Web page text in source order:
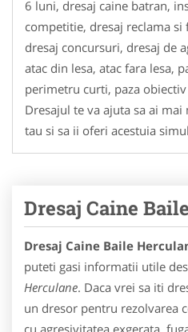
6 luni, dresaj caine batran,
competitie, dresaj reclama
dresaj concursuri, dresaj de
atac din lesa, atac fara lesa,
perimetru curti, paza
Dresajul te va ajuta sa ai
tau si sa ii oferi acestuia
Dresaj Caine
Dresaj Caine Baile
puteti gasi informatii utile
Herculane. Daca vrei sa iti
un dresor pentru rezolvarea
cu agresivitatea exgerata,